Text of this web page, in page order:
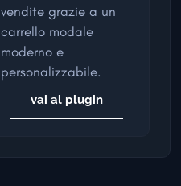
vendite grazie a un
carrello modale
moderno e
personalizzabile.
vai al plugin